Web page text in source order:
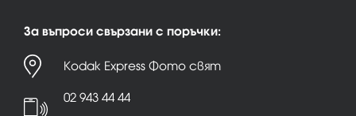
За въпроси свързани с поръчки:
Kodak Express Фото свят
02 943 44 44